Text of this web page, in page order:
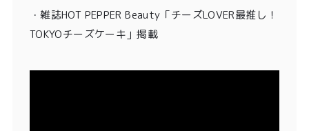
・雑誌HOT PEPPER Beauty「チーズLOVER最推し！
TOKYOチーズケーキ」掲載